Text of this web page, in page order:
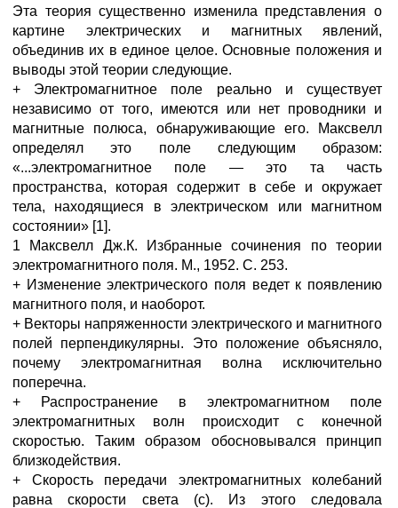
Эта теория существенно изменила представления о
картине электрических и магнитных явлений,
объединив их в единое целое. Основные положения и
выводы этой теории следующие.
+ Электромагнитное поле реально и существует
независимо от того, имеются или нет проводники и
магнитные полюса, обнаруживающие его. Максвелл
определял это поле следующим образом:
«...электромагнитное поле — это та часть
пространства, которая содержит в себе и окружает
тела, находящиеся в электрическом или магнитном
состоянии» [1].
1 Максвелл Дж.К. Избранные сочинения по теории
электромагнитного поля. М., 1952. С. 253.
+ Изменение электрического поля ведет к появлению
магнитного поля, и наоборот.
+ Векторы напряженности электрического и магнитного
полей перпендикулярны. Это положение объясняло,
почему электромагнитная волна исключительно
поперечна.
+ Распространение в электромагнитном поле
электромагнитных волн происходит с конечной
скоростью. Таким образом обосновывался принцип
близкодействия.
+ Скорость передачи электромагнитных колебаний
равна скорости света (с). Из этого следовала